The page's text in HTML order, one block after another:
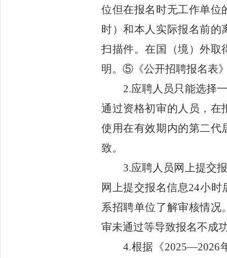
位但在报名时无工作单位
时）和本人实际报名前的
扫描件。在国（境）外取
明。 ⑤《公开招聘报名表
2.应聘人员只能选择
通过资格初审的人员，在
使用在有效期内的第二代
致。
3.应聘人员网上提交
网上提交报名信息24小时
系招聘单位了解审核情况
审未通过等导致报名不成
4.根据 《2025—2026